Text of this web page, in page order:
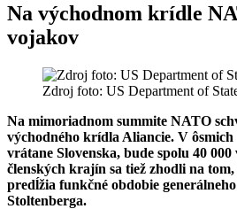
Na východnom krídle
vojakov
Zdroj foto: US Department of
Na mimoriadnom summite NATO
východného krídla Aliancie. V
vrátane Slovenska, bude spolu 40
členských krajín sa tiež zhodli na
predĺžia funkčné obdobie
Stoltenberga.